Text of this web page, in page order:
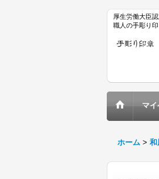
厚生労働大臣
職人の手彫り
マ
ホーム > 和